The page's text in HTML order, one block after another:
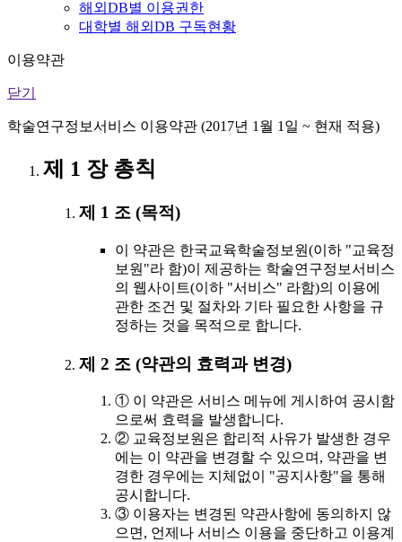
해외DB별 이용권한
대학별 해외DB 구독현황
이용약관
닫기
학술연구정보서비스 이용약관 (2017년 1월 1일 ~ 현재 적용)
제 1 장 총칙
제 1 조 (목적)
이 약관은 한국교육학술정보원(이하 "교육정
보원"라 함)이 제공하는 학술연구정보서비스
의 웹사이트(이하 "서비스" 라함)의 이용에
관한 조건 및 절차와 기타 필요한 사항을 규
정하는 것을 목적으로 합니다.
제 2 조 (약관의 효력과 변경)
① 이 약관은 서비스 메뉴에 게시하여 공시함
으로써 효력을 발생합니다.
② 교육정보원은 합리적 사유가 발생한 경우
에는 이 약관을 변경할 수 있으며, 약관을 변
경한 경우에는 지체없이 "공지사항"을 통해
공시합니다.
③ 이용자는 변경된 약관사항에 동의하지 않
으면, 언제나 서비스 이용을 중단하고 이용계